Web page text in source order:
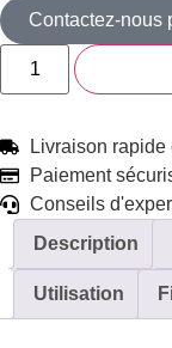
Contactez-nous
Livraison rapide
Paiement
Conseils
Description
Utilisation